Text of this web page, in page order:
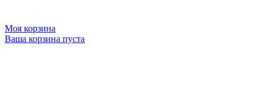
Моя корзина
Ваша корзина пуста